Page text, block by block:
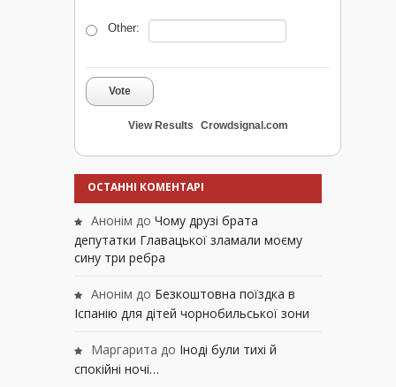
Other:
Vote
View Results Crowdsignal.com
ОСТАННІ КОМЕНТАРІ
Анонім до Чому друзі брата
депутатки Главацької зламали моєму
сину три ребра
Анонім до Безкоштовна поїздка в
Іспанію для дітей чорнобильської зони
Маргарита до Іноді були тихі й
спокійні ночі…